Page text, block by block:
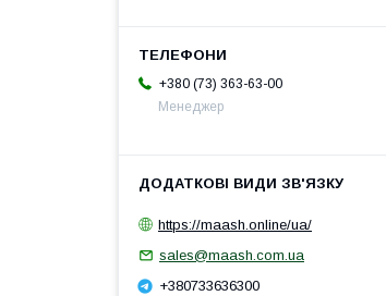
+380 (73) 363-63-00
Менеджер
https://maash.online/ua/
sales@maash.com.ua
+380733636300